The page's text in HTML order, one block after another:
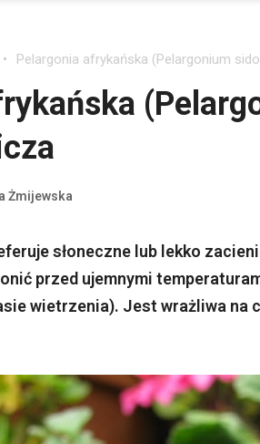
Pelargonia afrykańska (Pelargonium
Żmijewska
słoneczne lub lekko
przed ujemnymi
wietrzenia). Jest wrażliwa na